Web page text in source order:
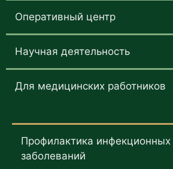
Оперативный центр
Научная деятельность
Для медицинских работников
Профилактика инфекционных
заболеваний